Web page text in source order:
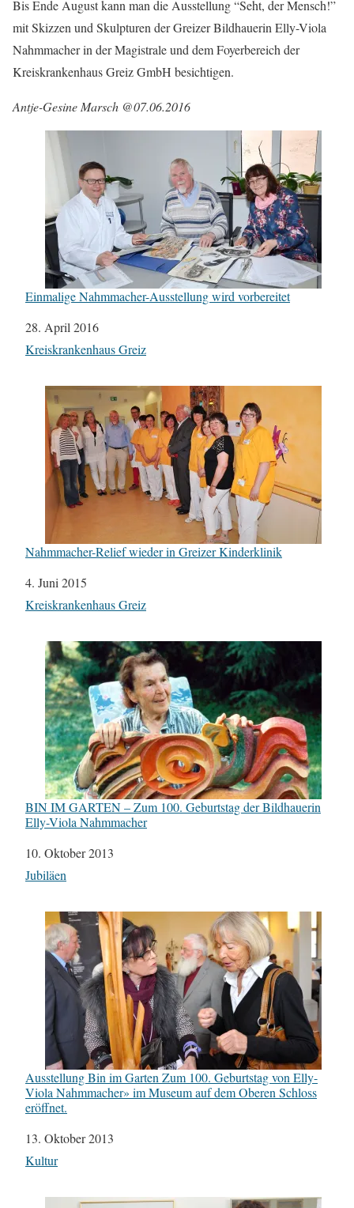
Bis Ende August kann man die Ausstellung “Seht, der Mensch!”
mit Skizzen und Skulpturen der Greizer Bildhauerin Elly-Viola
Nahmmacher in der Magistrale und dem Foyerbereich der
Kreiskrankenhaus Greiz GmbH besichtigen.
Antje-Gesine Marsch @07.06.2016
Einmalige Nahmmacher-Ausstellung wird vorbereitet
Datum
28. April 2016
In Bezug auf
Kreiskrankenhaus Greiz
Nahmmacher-Relief wieder in Greizer Kinderklinik
Datum
4. Juni 2015
In Bezug auf
Kreiskrankenhaus Greiz
BIN IM GARTEN – Zum 100. Geburtstag der Bildhauerin
Elly-Viola Nahmmacher
Datum
10. Oktober 2013
In Bezug auf
Jubiläen
Ausstellung Bin im Garten Zum 100. Geburtstag von Elly-
Viola Nahmmacher» im Museum auf dem Oberen Schloss
eröffnet.
Datum
13. Oktober 2013
In Bezug auf
Kultur